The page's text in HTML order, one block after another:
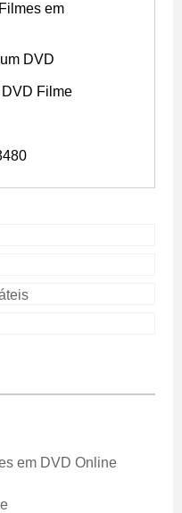
em
DVD
Filme
em DVD Online